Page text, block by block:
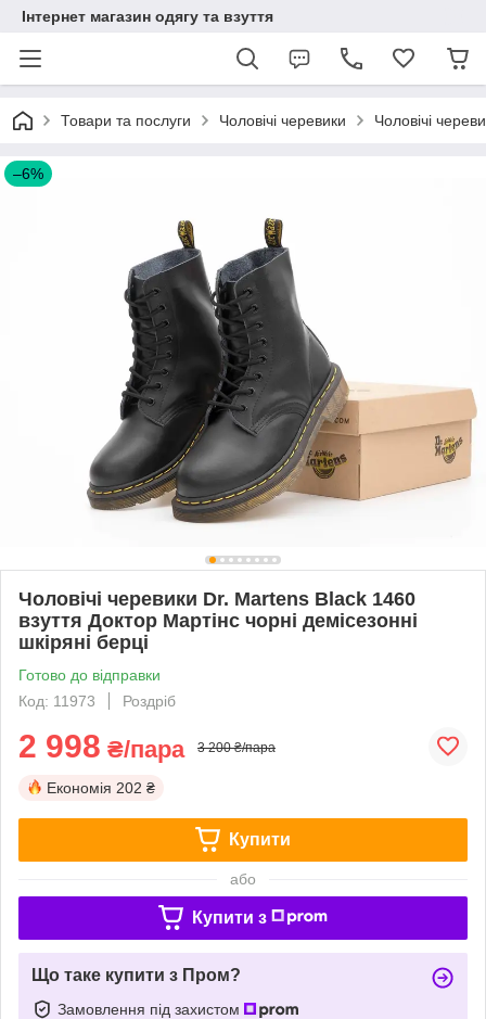
Інтернет магазин одягу та взуття
Товари та послуги Чоловічі черевики Чоловічі
–6%
Чоловічі черевики Dr. Martens Black 1460
взуття Доктор Мартінс чорні демісезонні
шкіряні берці
Готово до відправки
Код: 11973
Роздріб
2 998 ₴/пара 3 200 ₴/пара
Економія 202 ₴
Купити
або
Купити з
Що таке купити з Пром?
Замовлення під захистом